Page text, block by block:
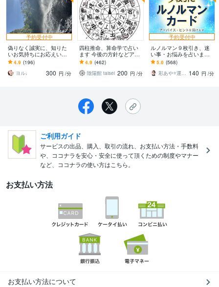
予約受付中
偽りなく誠実に、知りた
いお気持ちにお応えいた
します 現実鑑定✦真実を
知りたい方に✧ 知りたい
ことはなんですか？
4.9 (196)
ヨル♩
300 円 /分
四柱推命、算命学で占い
ます 今後の方針などアド
バイスが必要な方へ
4.9 (462)
陰陽館 taisei 200 円 /分
予約受付中
ルノルマン９枚引き、迷
い事・お悩みを占います
☆アドバイス、ヒントを
スピリチュアルメッセー
ジでお届けします
5.0 (568)
彩あや⭐️運命好転・開運ナビゲーター 140 円 /分
ご利用ガイド
サービスの出品、購入、取引の流れ、お支払い方法・手数料
や、ココナラを安心・安全に使って頂くための制度やマナー
など、ココナラの使い方はこちら。
お支払い方法
お支払い方法について